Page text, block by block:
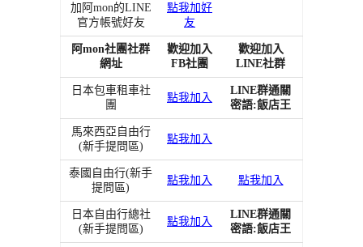
加阿mon的LINE
官方帳號好友
點我加好
友
阿mon社團社群
網址
歡迎加入
FB社團
歡迎加入
LINE社群
日本包車租車社
團
點我加入
LINE群通關
密語:飯店王
馬來西亞自由行
(新手提問區)
點我加入
泰國自由行(新手
提問區)
點我加入 點我加入
日本自由行總社
(新手提問區)
點我加入
LINE群通關
密語:飯店王